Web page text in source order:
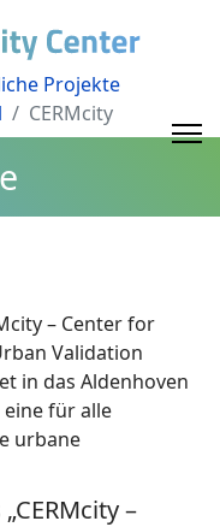
Projekte
CERMcity
– Center for
Validation
in das Aldenhoven
eine für alle
urbane
–